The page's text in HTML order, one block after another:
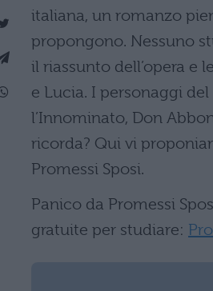
italiana, un romanzo
propongono. Nessuno
il riassunto dell’opera e
e Lucia. I personaggi
l’Innominato, Don
ricorda? Qui vi
Promessi Sposi.
Panico da Promessi
gratuite per studiare: